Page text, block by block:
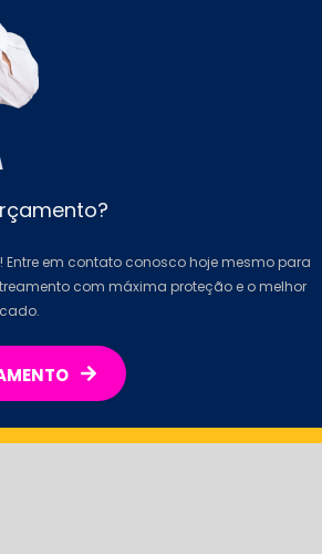
Entre em contato conosco hoje mesmo para
com máxima proteção e o melhor